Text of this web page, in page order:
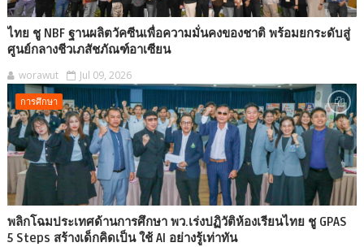
ไทย ชู NBF ฐานผลิตวัคซีนเพื่อความมั่นคงของชาติ พร้อมยกระดับสู่
ศูนย์กลางชีวเภสัชภัณฑ์อาเซียน
worawut Jul 09, 2026
การศึกษา
พลิกโฉมประเทศด้านการศึกษา พว.เร่งปฏิวัติห้องเรียนไทย ชู GPAS
5 Steps สร้างเด็กคิดเป็น ใช้ AI อย่างรู้เท่าทัน